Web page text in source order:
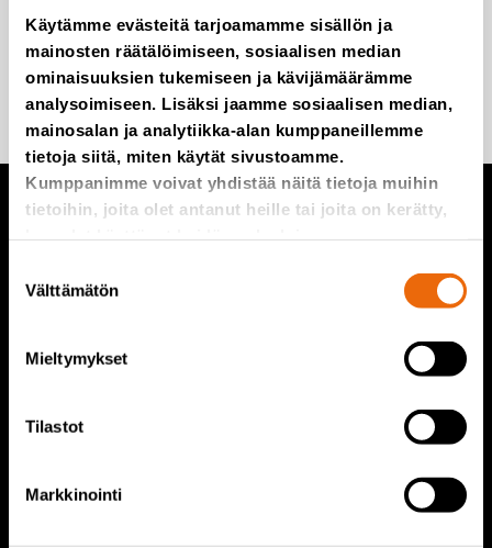
Käytämme evästeitä tarjoamamme sisällön ja
mainosten räätälöimiseen, sosiaalisen median
ominaisuuksien tukemiseen ja kävijämäärämme
analysoimiseen. Lisäksi jaamme sosiaalisen median,
mainosalan ja analytiikka-alan kumppaneillemme
tietoja siitä, miten käytät sivustoamme.
Kumppanimme voivat yhdistää näitä tietoja muihin
tietoihin, joita olet antanut heille tai joita on kerätty,
valinta
Välttämätön
Mieltymykset
Tilastot
Markkinointi
Lisää minut postituslistalle
TANA tuotteet
TANA kaatopaikkajyrät